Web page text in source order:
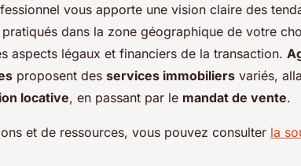
vous apporte une vision claire des
pratiqués dans la zone géographique de votre
aspects légaux et financiers de la transaction.
proposent des services immobiliers variés,
locative, en passant par le mandat de vente.
et de ressources, vous pouvez consulter la